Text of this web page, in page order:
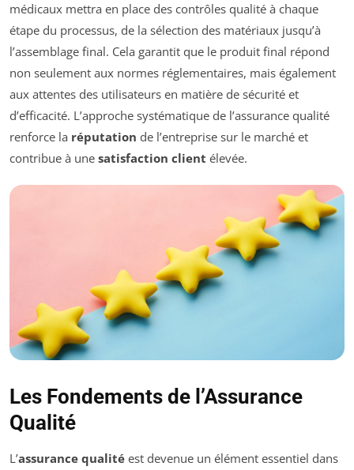
médicaux mettra en place des contrôles qualité à chaque
étape du processus, de la sélection des matériaux jusqu’à
l’assemblage final. Cela garantit que le produit final répond
non seulement aux normes réglementaires, mais également
aux attentes des utilisateurs en matière de sécurité et
d’efficacité. L’approche systématique de l’assurance qualité
renforce la réputation de l’entreprise sur le marché et
contribue à une satisfaction client élevée.
Les Fondements de l’Assurance
Qualité
L’assurance qualité est devenue un élément essentiel dans